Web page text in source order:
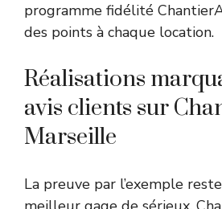
programme fidélité
des points à chaque location.
Réalisations
avis clients sur
Marseille
La preuve par l’exemple